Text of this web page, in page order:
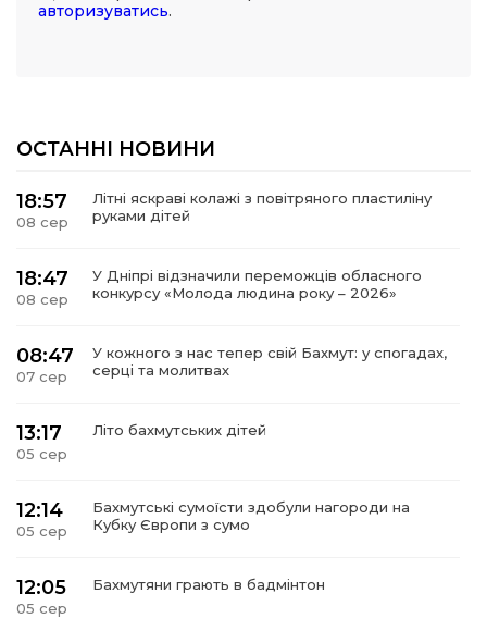
авторизуватись.
ОСТАННІ НОВИНИ
18:57
08 сер
Літні яскраві колажі з повітряного пластиліну
руками дітей
18:47
08 сер
У Дніпрі відзначили переможців обласного
конкурсу «Молода людина року – 2026»
08:47
07 сер
У кожного з нас тепер свій Бахмут: у спогадах,
серці та молитвах
13:17
05 сер
Літо бахмутських дітей
12:14
05 сер
Бахмутські сумоїсти здобули нагороди на
Кубку Європи з сумо
12:05
05 сер
Бахмутяни грають в бадмінтон